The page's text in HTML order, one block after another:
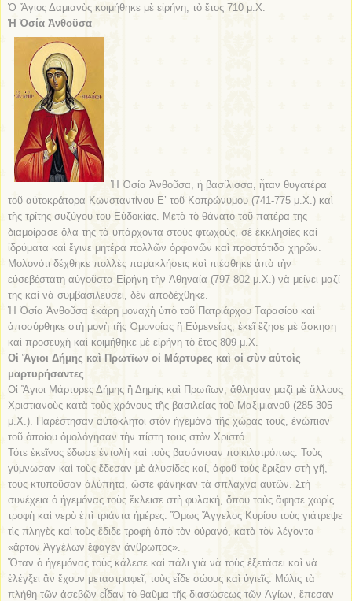
Ὁ Ἅγιος Δαμιανὸς κοιμήθηκε μὲ εἰρήνη, τὸ ἔτος 710 μ.Χ.
Ἡ Ὁσία Ἀνθοῦσα
Ἡ Ὁσία Ἀνθοῦσα, ἡ βασίλισσα, ἦταν θυγατέρα
τοῦ αὐτοκράτορα Κωνσταντίνου Ε’ τοῦ Κοπρώνυμου (741-775 μ.Χ.) καὶ
τῆς τρίτης συζύγου του Εὐδοκίας. Μετὰ τὸ θάνατο τοῦ πατέρα της
διαμοίρασε ὅλα της τὰ ὑπάρχοντα στοὺς φτωχούς, σὲ ἐκκλησίες καὶ
ἱδρύματα καὶ ἔγινε μητέρα πολλῶν ὀρφανῶν καὶ προστάτιδα χηρῶν.
Μολονότι δέχθηκε πολλὲς παρακλήσεις καὶ πιέσθηκε ἀπὸ τὴν
εὐσεβέστατη αὐγοῦστα Εἰρήνη τὴν Ἀθηναία (797-802 μ.Χ.) νὰ μείνει μαζί
της καὶ νὰ συμβασιλεύσει, δὲν ἀποδέχθηκε.
Ἡ Ὁσία Ἀνθοῦσα ἐκάρη μοναχὴ ὑπὸ τοῦ Πατριάρχου Ταρασίου καὶ
ἀποσύρθηκε στὴ μονὴ τῆς Ὁμονοίας ἢ Εὐμενείας, ἐκεῖ ἔζησε μὲ ἄσκηση
καὶ προσευχὴ καὶ κοιμήθηκε μὲ εἰρήνη τὸ ἔτος 809 μ.Χ.
Οἱ Ἅγιοι Δήμης καὶ Πρωτῖων οἱ Μάρτυρες καὶ οἱ σὺν αὐτοὶς
μαρτυρήσαντες
Οἱ Ἅγιοι Μάρτυρες Δήμης ἢ Δημὴς καὶ Πρωτῖων, ἄθλησαν μαζὶ μὲ ἄλλους
Χριστιανοὺς κατὰ τοὺς χρόνους τῆς βασιλείας τοῦ Μαξιμιανοῦ (285-305
μ.Χ.). Παρέστησαν αὐτόκλητοι στὸν ἡγεμόνα τῆς χώρας τους, ἐνώπιον
τοῦ ὁποίου ὁμολόγησαν τὴν πίστη τους στὸν Χριστό.
Τότε ἐκεῖνος ἔδωσε ἐντολὴ καὶ τοὺς βασάνισαν ποικιλοτρόπως. Τοὺς
γύμνωσαν καὶ τοὺς ἔδεσαν μὲ ἁλυσίδες καί, ἀφοῦ τοὺς ἔριξαν στὴ γῆ,
τοὺς κτυποῦσαν ἀλύπητα, ὥστε φάνηκαν τὰ σπλάχνα αὐτῶν. Στὴ
συνέχεια ὁ ἡγεμόνας τοὺς ἔκλεισε στὴ φυλακή, ὅπου τοὺς ἄφησε χωρὶς
τροφὴ καὶ νερὸ ἐπὶ τριάντα ἡμέρες. Ὅμως Ἄγγελος Κυρίου τοὺς γιάτρεψε
τὶς πληγὲς καὶ τοὺς ἔδιδε τροφὴ ἀπὸ τὸν οὐρανό, κατὰ τὸν λέγοντα
«ἄρτον Ἀγγέλων ἔφαγεν ἄνθρωπος».
Ὅταν ὁ ἡγεμόνας τοὺς κάλεσε καὶ πάλι γιὰ νὰ τοὺς ἐξετάσει καὶ νὰ
ἐλέγξει ἂν ἔχουν μεταστραφεῖ, τοὺς εἶδε σώους καὶ ὑγιεῖς. Μόλις τὰ
πλήθη τῶν ἀσεβῶν εἶδαν τὸ θαῦμα τῆς διασώσεως τῶν Ἁγίων, ἔπεσαν